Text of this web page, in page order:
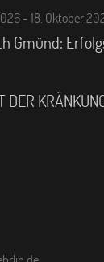
- 18. Oktober
Gmünd:
DER